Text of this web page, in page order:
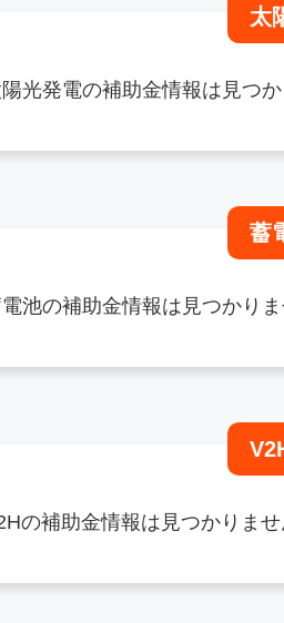
太
光発電の補助金情報は見つか
蓄
池の補助金情報は見つかりま
の補助金情報は見つかりませ